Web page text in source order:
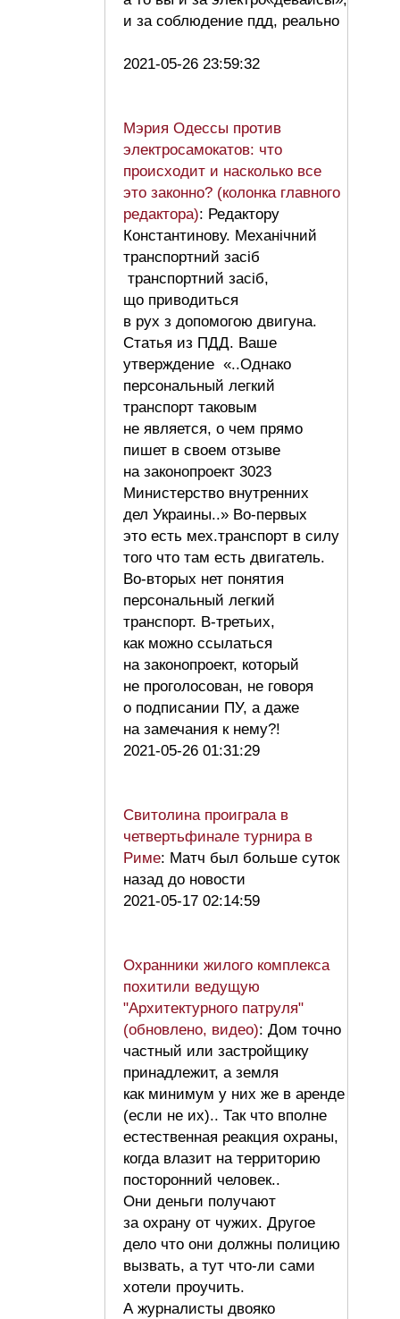
и за соблюдение пдд, реально
2021-05-26 23:59:32
Мэрия Одессы против
электросамокатов: что
происходит и насколько все
это законно? (колонка главного
редактора): Редактору
Константинову. Механічний
транспортний засіб
транспортний засіб,
що приводиться
в рух з допомогою двигуна.
Статья из ПДД. Ваше
утверждение «..Однако
персональный легкий
транспорт таковым
не является, о чем прямо
пишет в своем отзыве
на законопроект 3023
Министерство внутренних
дел Украины..» Во-первых
это есть мех.транспорт в силу
того что там есть двигатель.
Во-вторых нет понятия
персональный легкий
транспорт. В-третьих,
как можно ссылаться
на законопроект, который
не проголосован, не говоря
о подписании ПУ, а даже
на замечания к нему?!
2021-05-26 01:31:29
Свитолина проиграла в
четвертьфинале турнира в
Риме: Матч был больше суток
назад до новости
2021-05-17 02:14:59
Охранники жилого комплекса
похитили ведущую
"Архитектурного патруля"
(обновлено, видео): Дом точно
частный или застройщику
принадлежит, а земля
как минимум у них же в аренде
(если не их).. Так что вполне
естественная реакция охраны,
когда влазит на территорию
посторонний человек..
Они деньги получают
за охрану от чужих. Другое
дело что они должны полицию
вызвать, а тут что-ли сами
хотели проучить.
А журналисты двояко